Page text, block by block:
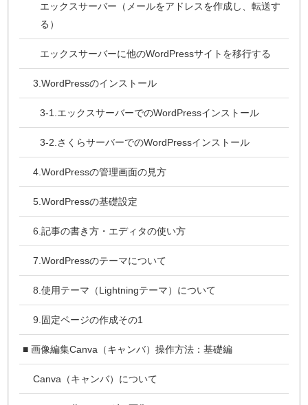
エックスサーバー（メールをアドレスを作成し、転送す
る）
エックスサーバーに他のWordPressサイトを移行する
3.WordPressのインストール
3-1.エックスサーバーでのWordPressインストール
3-2.さくらサーバーでのWordPressインストール
4.WordPressの管理画面の見方
5.WordPressの基礎設定
6.記事の書き方・エディタの使い方
7.WordPressのテーマについて
8.使用テーマ（Lightningテーマ）について
9.固定ページの作成その1
■ 画像編集Canva（キャンバ）操作方法：基礎編
Canva（キャンバ）について